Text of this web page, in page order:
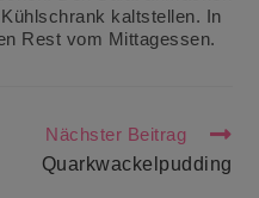
kaltstellen. In
Rest vom Mittagessen.
Nächster Beitrag
Quarkwackelpudding